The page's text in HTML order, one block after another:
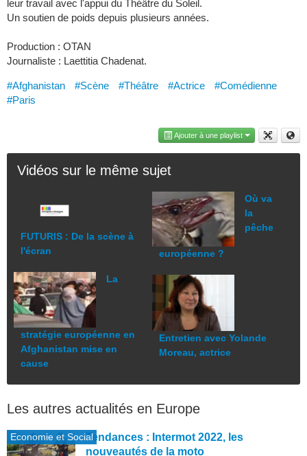
leur travail avec l'appui du Théâtre du Soleil.
Un soutien de poids depuis plusieurs années.
Production : OTAN
Journaliste : Laettitia Chadenat.
#Afghanistan #Scène #Théâtre #Actrice
#Comédienne
#Paris
Ajouter à une playlist
Vidéos sur le même sujet
FUTURIS : De la scène à
l'écran
La
stratégie européenne en
Afghanistan mise en
cause
Où va
la
pêche
européenne ?
Entretien avec Yolande
Moreau, actrice
Les autres actualités en Europe
Economie et SocialTendances : Intermot 2022, les
nouveautés de la moto